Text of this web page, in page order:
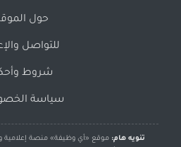
حول
للتواصل
شروط
سياسة
تنويه هام: موقع «أي وظيفة» منصة إعلامية